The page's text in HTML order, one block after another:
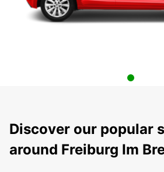
Discover our popular
around Freiburg Im